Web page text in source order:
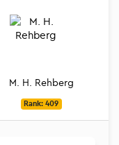
M. H. Rehberg
Rank: 409